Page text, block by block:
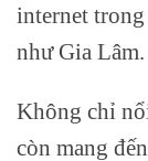
internet
như Gia Lâm.
Không chỉ
còn mang